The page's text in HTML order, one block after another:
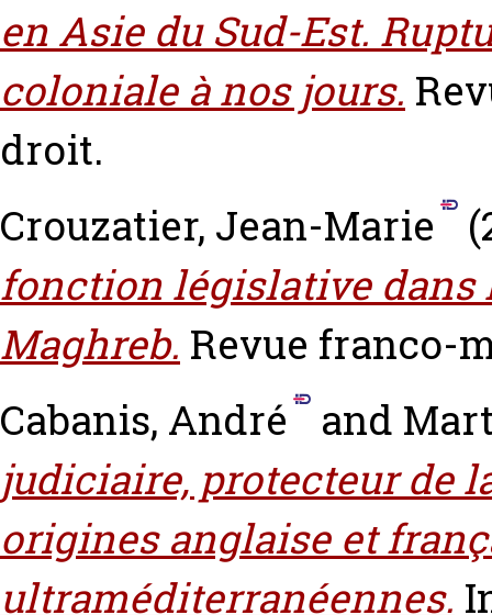
en Asie du Sud-Est.
coloniale à nos jours.
droit.
Crouzatier, Jean-Marie
fonction législative dans
Maghreb. Revue franco-
Cabanis, André
and
judiciaire, protecteur de
origines anglaise et
ultraméditerranéennes.